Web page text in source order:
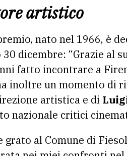
artistico
nato nel 1966, è
dicembre: “Grazie al
fatto incontrare a
inoltre un momento di
artistica e di
nazionale critici
grato al Comune di